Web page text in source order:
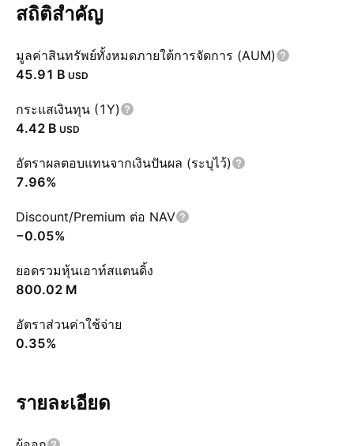
สถิติสำคัญ
มูลค่าสินทรัพย์ทั้งหมดภายใต้การจัดการ (AUM)
‪45.91 B‬ USD
กระแสเงินทุน (1Y)
‪4.42 B‬ USD
อัตราผลตอบแทนจากเงินปันผล (ระบุไว้)
7.96%
Discount/Premium ต่อ NAV
−0.05%
ยอดรวมหุ้นเอาท์สแตนดิ้ง
‪800.02 M‬
อัตราส่วนค่าใช้จ่าย
0.35%
รายละเอียด